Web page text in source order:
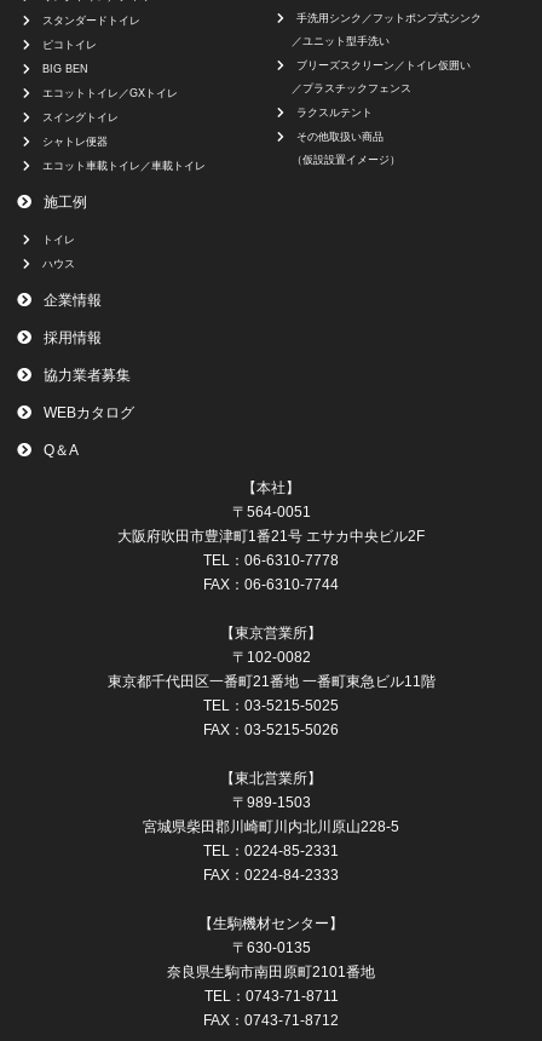
スタンダードトイレ
ピコトイレ
BIG BEN
エコットトイレ／GXトイレ
スイングトイレ
シャトレ便器
エコット車載トイレ／⾞載トイレ
⼿洗⽤シンク／フットポンプ式シンク
／ユニット型⼿洗い
ブリーズスクリーン／トイレ仮囲い
／プラスチックフェンス
ラクスルテント
その他取扱い商品
（仮設設置イメージ）
施工例
トイレ
ハウス
企業情報
採用情報
協力業者募集
WEBカタログ
Q＆A
【本社】
〒564-0051
⼤阪府吹⽥市豊津町1番21号 エサカ中央ビル2F
TEL：06-6310-7778
FAX：06-6310-7744
【東京営業所】
〒102-0082
東京都千代⽥区⼀番町21番地 ⼀番町東急ビル11階
TEL：03-5215-5025
FAX：03-5215-5026
【東北営業所】
〒989-1503
宮城県柴田郡川崎町川内北川原山228-5
TEL：0224-85-2331
FAX：0224-84-2333
【⽣駒機材センター】
〒630-0135
奈良県生駒市南田原町2101番地
TEL：0743-71-8711
FAX：0743-71-8712